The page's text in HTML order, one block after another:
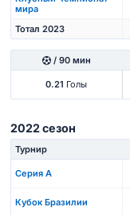
мира
Тотал 2023
/ 90 мин
0.21 Голы
2022 сезон
Турнир
Серия А
Кубок Бразилии